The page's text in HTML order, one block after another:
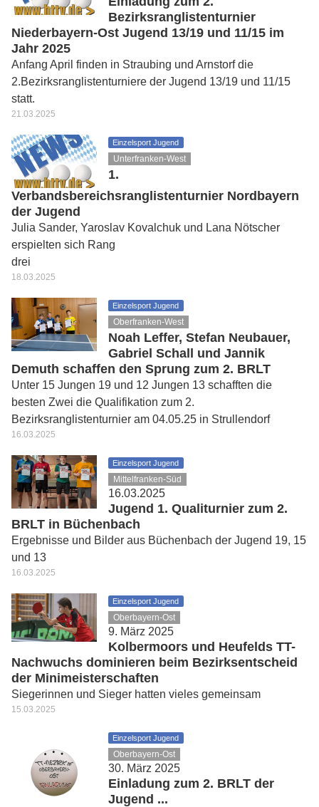
Bezirksranglistenturnier
Niederbayern-Ost Jugend 13/19 und 11/15 im
Jahr 2025
Anfang April finden in Straubing und Arnstorf die
2.Bezirksranglistenturniere der Jugend 13/19 und 11/15
statt.
21.03.2025
Einzelsport Jugend
Unterfranken-West
1.
Verbandsbereichsranglistenturnier Nordbayern
der Jugend
Julia Sander, Yaroslav Kovalchuk und Lana Nötscher
erspielten sich Rang
drei
18.03.2025
Einzelsport Jugend
Oberfranken-West
Noah Leffer, Stefan Neubauer,
Gabriel Schall und Jannik
Demuth schaffen den Sprung zum 2. BRLT
Unter 15 Jungen 19 und 12 Jungen 13 schafften die
besten Zwei die Qualifikation zum 2.
Bezirksranglistenturnier am 04.05.25 in Strullendorf
16.03.2025
Einzelsport Jugend
Mittelfranken-Süd
16.03.2025
Jugend 1. Qualiturnier zum 2.
BRLT in Büchenbach
Ergebnisse und Bilder aus Büchenbach der Jugend 19, 15
und 13
16.03.2025
Einzelsport Jugend
Oberbayern-Ost
9. März 2025
Kolbermoors und Heufelds TT-
Nachwuchs dominieren beim Bezirksentscheid
der Minimeisterschaften
Siegerinnen und Sieger hatten vieles gemeinsam
15.03.2025
Einzelsport Jugend
Oberbayern-Ost
30. März 2025
Einladung zum 2. BRLT der
Jugend ...